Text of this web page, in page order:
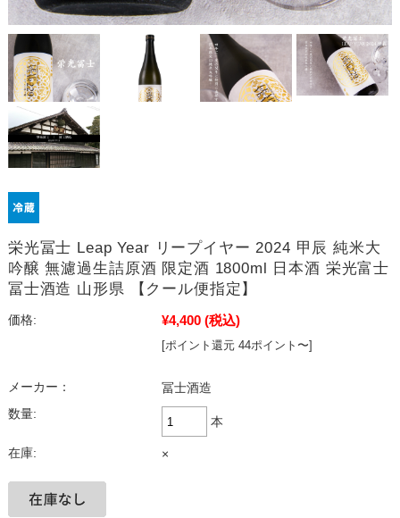
栄光冨士 Leap Year リープイヤー 2024 甲辰 純米大
吟醸 無濾過生詰原酒 限定酒 1800ml 日本酒 栄光富士
冨士酒造 山形県 【クール便指定】
価格: ¥4,400 (税込)
[ポイント還元 44ポイント〜]
メーカー：
冨士酒造
数量:
本
在庫: ×